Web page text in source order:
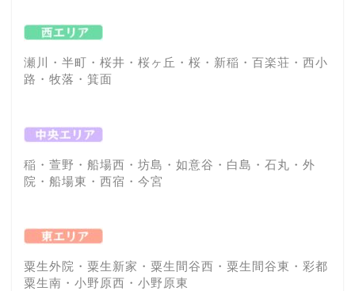
瀬川・半町・桜井・桜ヶ丘・桜・新稲・百楽荘・西小
路・牧落・箕面
稲・萱野・船場西・坊島・如意谷・白島・石丸・外
院・船場東・西宿・今宮
粟生外院・粟生新家・粟生間谷西・粟生間谷東・彩都
粟生南・小野原西・小野原東